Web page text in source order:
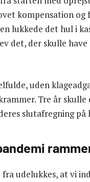
kompensation
lukkede det hul i
det, der skulle
uden
Tre år
slutafregning på
udelukkes, at vi